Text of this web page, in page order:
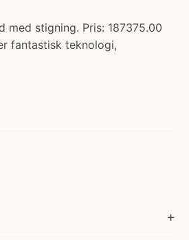
med stigning. Pris: 187375.00
fantastisk teknologi,